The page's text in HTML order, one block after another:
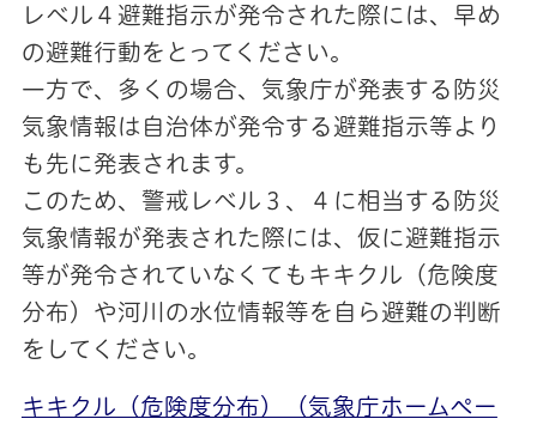
レベル４避難指示が発令された際には、早め
の避難行動をとってください。
一方で、多くの場合、気象庁が発表する防災
気象情報は自治体が発令する避難指示等より
も先に発表されます。
このため、警戒レベル３、４に相当する防災
気象情報が発表された際には、仮に避難指示
等が発令されていなくてもキキクル（危険度
分布）や河川の水位情報等を自ら避難の判断
をしてください。
キキクル（危険度分布）（気象庁ホームペー